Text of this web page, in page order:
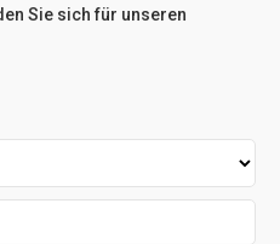
Sie sich für unseren